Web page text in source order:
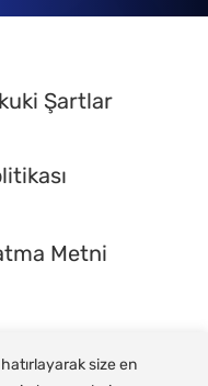
size en
Şartlar
Metni